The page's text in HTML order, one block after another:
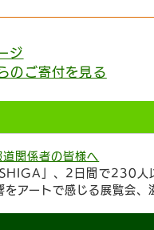
ジ
のご寄付を見る
道関係者の皆様へ
」、2日間で230人
をアートで感じる展覧会、